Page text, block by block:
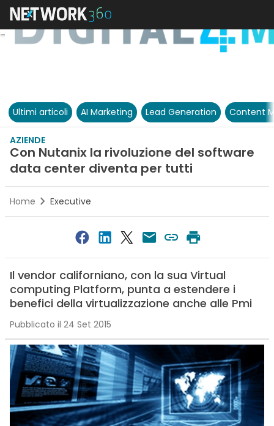
Ultimi articoli AI Marketing Lead Generation Content
AZIENDE
Con Nutanix la rivoluzione del software
data center diventa per tutti
Home Executive
Il vendor californiano, con la sua Virtual
computing Platform, punta a estendere i
benefici della virtualizzazione anche alle Pmi
Pubblicato il 24 Set 2015